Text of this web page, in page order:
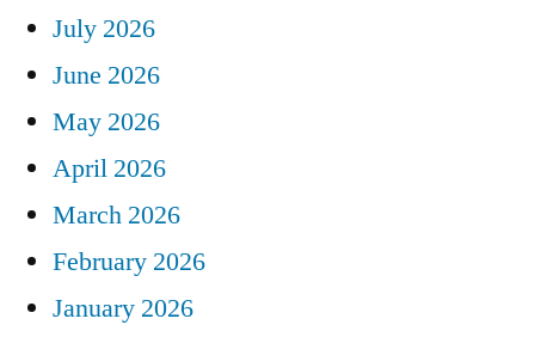
July 2026
June 2026
May 2026
April 2026
March 2026
February 2026
January 2026